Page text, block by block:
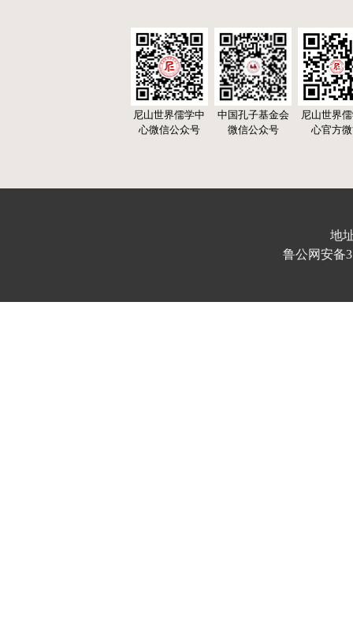
尼山世界儒学中
心微信公众号
中国孔子基金会
微信公众号
尼山世界
心官方
地
鲁公网安备